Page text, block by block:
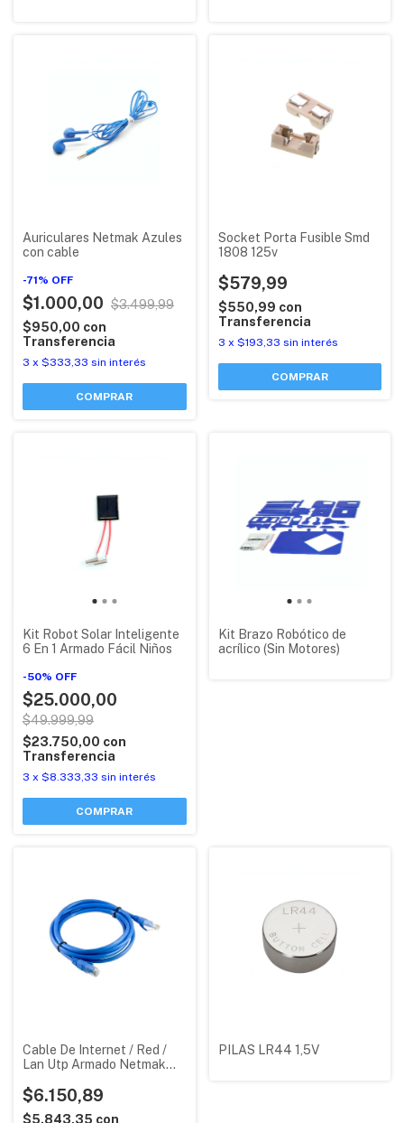
Auriculares Netmak Azules
con cable
-71% OFF
$1.000,00 $3.499,99
$950,00 con
Transferencia
3 x $333,33 sin interés
Socket Porta Fusible Smd
1808 125v
$579,99
$550,99 con
Transferencia
3 x $193,33 sin interés
Kit Robot Solar Inteligente
6 En 1 Armado Fácil Niños
-50% OFF
$25.000,00
$49.999,99
$23.750,00 con
Transferencia
3 x $8.333,33 sin interés
Kit Brazo Robótico de
acrílico (Sin Motores)
Cable De Internet / Red /
Lan Utp Armado Netmak
$6.150,89
$5.843,35 con
PILAS LR44 1,5V